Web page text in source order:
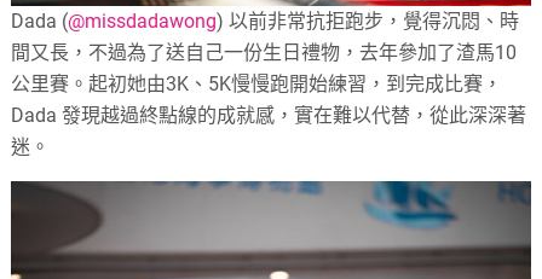
Dada (@missdadawong) 以前非常抗拒跑步，覺得沉悶、時
間又長，不過為了送自己一份生日禮物，去年參加了渣馬10
公里賽。起初她由3K、5K慢慢跑開始練習，到完成比賽，
Dada 發現越過終點線的成就感，實在難以代替，從此深深著
迷。